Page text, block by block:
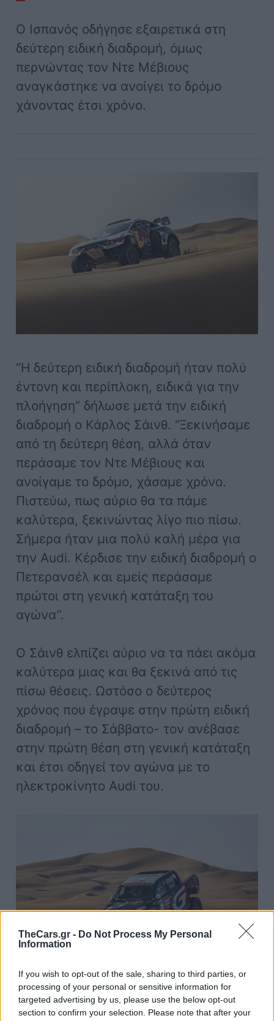
TheCars.gr - Do Not Process My Personal
Information
If you wish to opt-out of the sale, sharing to third parties, or
processing of your personal or sensitive information for
targeted advertising by us, please use the below opt-out
section to confirm your selection. Please note that after your
Ο Ισπανός οδήγησε εξαιρετικά στη
δεύτερη ειδική διαδρομή, όμως
περνώντας τον Ντε Μέβιους
αναγκάστηκε να ανοίγει το δρόμο
χάνοντας έτσι χρόνο.
“Η δεύτερη ειδική διαδρομή ήταν πολύ
έντονη και περίπλοκη, ειδικά για την
πλοήγηση” δήλωσε μετά την ειδική
διαδρομή ο Κάρλος Σάινθ. “Ξεκινήσαμε
από τη δεύτερη θέση, αλλά όταν
περάσαμε τον Ντε Μέβιους και
ανοίγαμε το δρόμο, χάσαμε χρόνο.
Πιστεύω, πως αύριο θα τα πάμε
καλύτερα, ξεκινώντας λίγο πιο πίσω.
Σήμερα ήταν μια πολύ καλή μέρα για
την Αudi. Kέρδισε την ειδική διαδρομή ο
Πετερανσέλ και εμείς περάσαμε
πρώτοι στη γενική κατάταξη του
αγώνα”.
Ο Σάινθ ελπίζει αύριο να τα πάει ακόμα
καλύτερα μιας και θα ξεκινά από τις
πίσω θέσεις. Ωστόσο ο δεύτερος
χρόνος που έγραψε στην πρώτη ειδική
διαδρομή – το Σάββατο- τον ανέβασε
στην πρώτη θέση στη γενική κατάταξη
και έτσι οδηγεί τον αγώνα με το
ηλεκτροκίνητο Audi του.